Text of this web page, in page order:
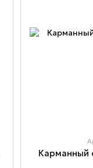
Карманный